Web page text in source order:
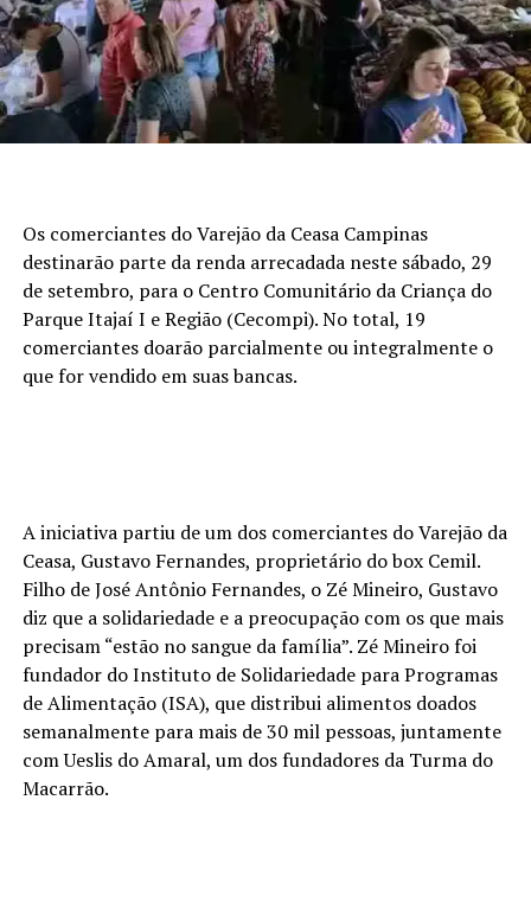
Os comerciantes do Varejão da Ceasa Campinas
destinarão parte da renda arrecadada neste sábado, 29
de setembro, para o Centro Comunitário da Criança do
Parque Itajaí I e Região (Cecompi). No total, 19
comerciantes doarão parcialmente ou integralmente o
que for vendido em suas bancas.
A iniciativa partiu de um dos comerciantes do Varejão da
Ceasa, Gustavo Fernandes, proprietário do box Cemil.
Filho de José Antônio Fernandes, o Zé Mineiro, Gustavo
diz que a solidariedade e a preocupação com os que mais
precisam “estão no sangue da família”. Zé Mineiro foi
fundador do Instituto de Solidariedade para Programas
de Alimentação (ISA), que distribui alimentos doados
semanalmente para mais de 30 mil pessoas, juntamente
com Ueslis do Amaral, um dos fundadores da Turma do
Macarrão.